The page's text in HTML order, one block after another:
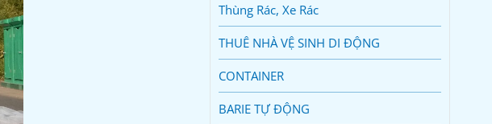
Thùng Rác, Xe Rác
THUÊ NHÀ VỆ SINH DI ĐỘNG
CONTAINER
BARIE TỰ ĐỘNG